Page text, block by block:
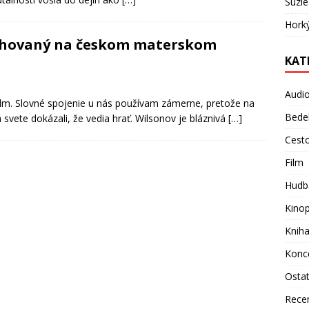
na českom materskom
Slovné spojenie u nás používam zámerne, pretože na
dokázali, že vedia hrať. Wilsonov je bláznivá […]
Film
Kniha